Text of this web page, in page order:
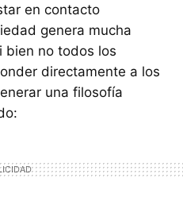
en contacto
genera mucha
bien no todos los
directamente a los
una filosofía